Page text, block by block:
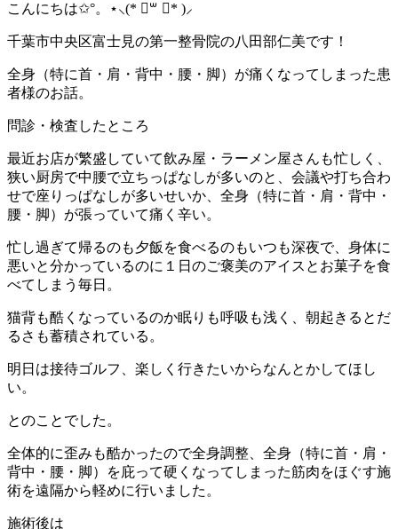
こんにちは✩°。⋆⸜(* ॑꒳ ॑* )⸝
千葉市中央区富士見の第一整骨院の八田部仁美です！
全身（特に首・肩・背中・腰・脚）が痛くなってしまった患
者様のお話。
問診・検査したところ
最近お店が繁盛していて飲み屋・ラーメン屋さんも忙しく、
狭い厨房で中腰で立ちっぱなしが多いのと、会議や打ち合わ
せで座りっぱなしが多いせいか、全身（特に首・肩・背中・
腰・脚）が張っていて痛く辛い。
忙し過ぎて帰るのも夕飯を食べるのもいつも深夜で、身体に
悪いと分かっているのに１日のご褒美のアイスとお菓子を食
べてしまう毎日。
猫背も酷くなっているのか眠りも呼吸も浅く、朝起きるとだ
るさも蓄積されている。
明日は接待ゴルフ、楽しく行きたいからなんとかしてほし
い。
とのことでした。
全体的に歪みも酷かったので全身調整、全身（特に首・肩・
背中・腰・脚）を庇って硬くなってしまった筋肉をほぐす施
術を遠隔から軽めに行いました。
施術後は